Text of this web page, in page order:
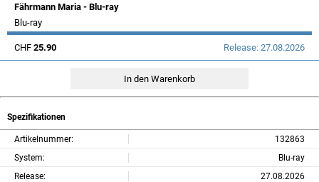
Fährmann Maria - Blu-ray
Blu-ray
CHF 25.90 Release: 27.08.2026
Spezifikationen
Artikelnummer:
132863
System:
Blu-ray
Release:
27.08.2026